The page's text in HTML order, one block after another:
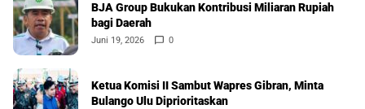
BJA Group Bukukan Kontribusi Miliaran Rupiah
bagi Daerah
Juni 19, 2026 0
Ketua Komisi II Sambut Wapres Gibran, Minta
Bulango Ulu Diprioritaskan